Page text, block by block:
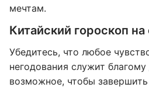
мечтам.
Китайский гороскоп
Убедитесь, что любое
негодования служит
возможное, чтобы